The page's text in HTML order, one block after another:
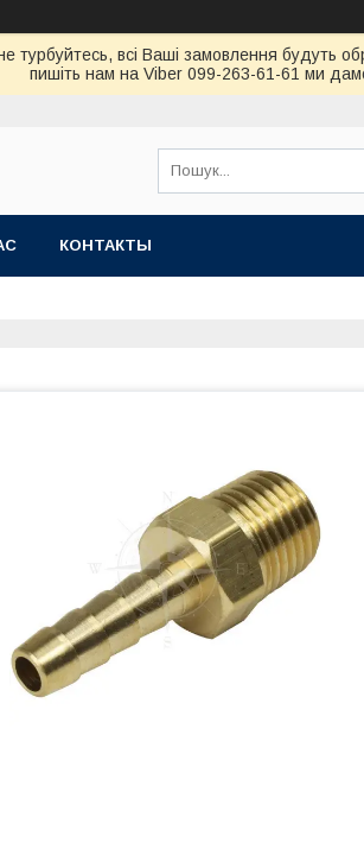
турбуйтесь, всi Вашi замовлення будуть
пишiть нам на Viber 099-263-61-61 ми
КОНТАКТЫ